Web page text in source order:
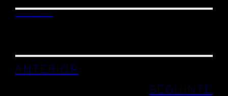
30/01/2024
ANTERIOR
SEGUINTE